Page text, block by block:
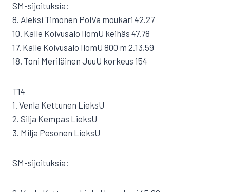
SM-sijoituksia:
8. Aleksi Timonen PolVa moukari 42.27
10. Kalle Koivusalo IlomU keihäs 47.78
17. Kalle Koivusalo IlomU 800 m 2.13,59
18. Toni Meriläinen JuuU korkeus 154
T14
1. Venla Kettunen LieksU
2. Silja Kempas LieksU
3. Milja Pesonen LieksU
SM-sijoituksia: